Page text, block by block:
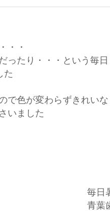
・・
ったり・・・という毎日
た
色が変わらずきれいな
いました
毎日
青葉